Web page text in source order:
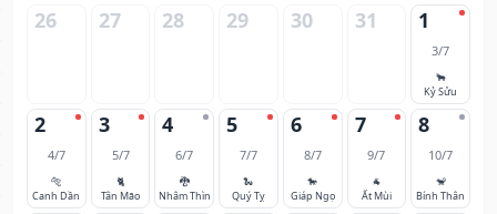
26 27 28 29 30 31 1
3/7
🐂
Kỷ Sửu
2
4/7
🐅
Canh Dần
3
5/7
🐈
Tân Mão
4
6/7
🐉
Nhâm Thìn
5
7/7
🐍
Quý Tỵ
6
8/7
🐎
Giáp Ngọ
7
9/7
🐐
Ất Mùi
8
10/7
🐒
Bính Thân